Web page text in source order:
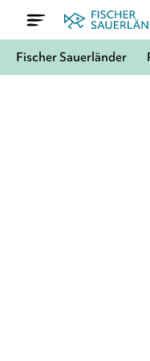
Fischer Sauerländer